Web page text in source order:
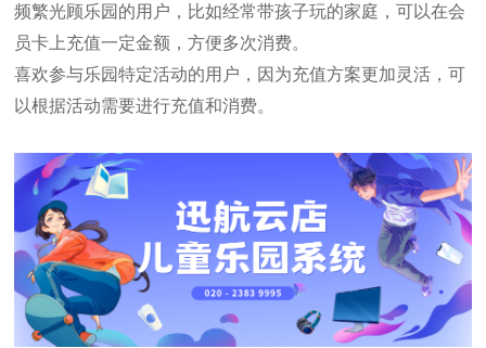
频繁光顾乐园的用户，比如经常带孩子玩的家庭，可以在会
员卡上充值一定金额，方便多次消费。
喜欢参与乐园特定活动的用户，因为充值方案更加灵活，可
以根据活动需要进行充值和消费。